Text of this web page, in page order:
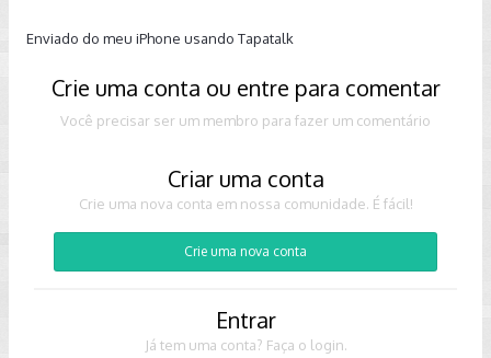
Enviado do meu iPhone usando Tapatalk
Crie uma conta ou entre para comentar
Você precisar ser um membro para fazer um comentário
Criar uma conta
Crie uma nova conta em nossa comunidade. É fácil!
Crie uma nova conta
Entrar
Já tem uma conta? Faça o login.